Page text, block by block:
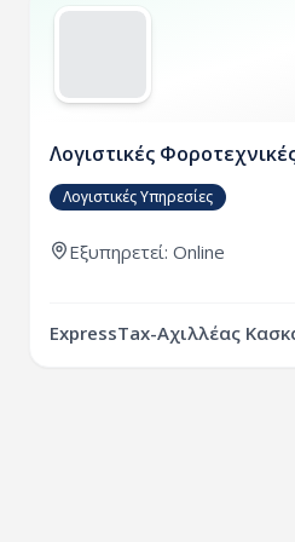
Λογιστικές
Λογιστικές Υπηρεσίες
Εξυπηρετεί: Online
ExpressTax-Αχιλλέας